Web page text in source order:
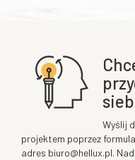
Wyślij
projektem poprzez
adres biuro@hellux.pl.